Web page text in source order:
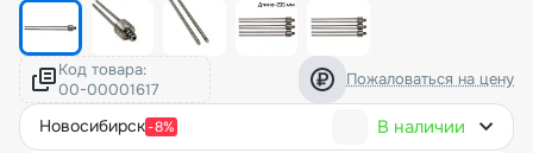
Код товара: Пожаловаться на цену
новосибирск-8% В наличии